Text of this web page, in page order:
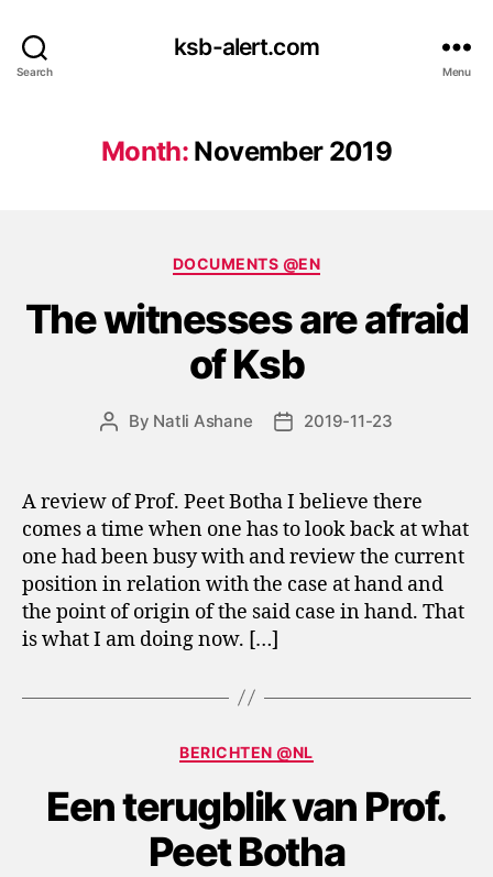
Search
ksb-alert.com
Menu
Month: November 2019
Categories
DOCUMENTS @EN
The witnesses are afraid
of Ksb
Post
By Natli Ashane
Post2019-11-23
A review of Prof. Peet Botha I believe there
comes a time when one has to look back at what
one had been busy with and review the current
position in relation with the case at hand and
the point of origin of the said case in hand. That
is what I am doing now. […]
Categories
BERICHTEN @NL
Een terugblik van Prof.
Peet Botha